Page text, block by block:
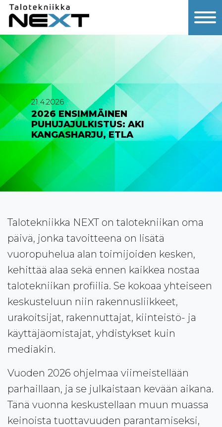
21.4.2026
2026 ENSIMMÄINEN
PUHUJAJULKISTUS: AKI
KANGASHARJU, ETLA
Talotekniikka NEXT on talotekniikan oma
päivä, jonka tavoitteena on lisätä
vuoropuhelua alan toimijoiden kesken,
kehittää alaa sekä ennen kaikkea nostaa
talotekniikan profiilia. Se kokoaa yhteiseen
keskusteluun niin rakennusliikkeet,
urakoitsijat, rakennuttajat, kiinteistö- ja
käyttäjäomistajat, yhdistykset kuin
mediakin.
Vuoden 2026 ohjelmaa viimeistellään
parhaillaan, ja se julkaistaan kevään aikana.
Tänä vuonna keskustellaan muun muassa
keinoista tuottavuuden parantamiseksi,